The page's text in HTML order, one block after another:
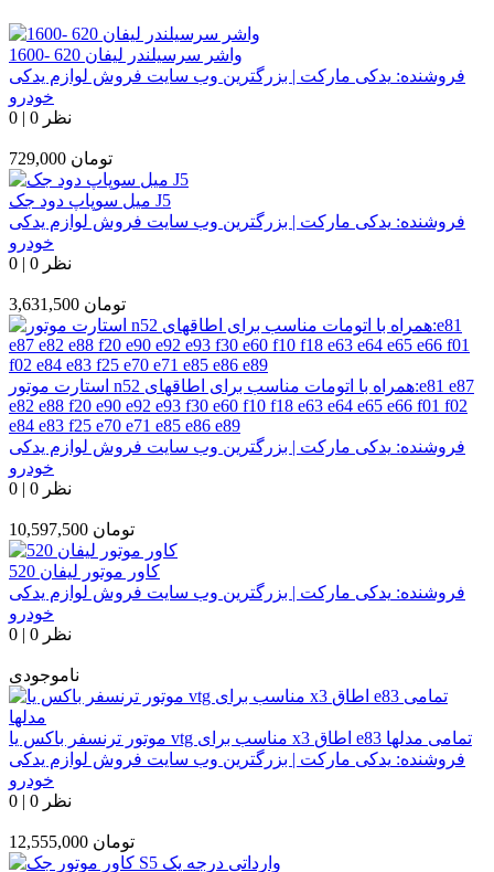
واشر سرسیلندر لیفان 620 -1600
فروشنده: یدکی مارکت | بزرگترین وب سایت فروش لوازم یدکی
خودرو
0 | 0 نظر
729,000 تومان
میل سوپاپ دود جک J5
فروشنده: یدکی مارکت | بزرگترین وب سایت فروش لوازم یدکی
خودرو
0 | 0 نظر
3,631,500 تومان
استارت موتور n52 همراه با اتومات مناسب برای اطاقهای:e81 e87
e82 e88 f20 e90 e92 e93 f30 e60 f10 f18 e63 e64 e65 e66 f01 f02
e84 e83 f25 e70 e71 e85 e86 e89
فروشنده: یدکی مارکت | بزرگترین وب سایت فروش لوازم یدکی
خودرو
0 | 0 نظر
10,597,500 تومان
کاور موتور لیفان 520
فروشنده: یدکی مارکت | بزرگترین وب سایت فروش لوازم یدکی
خودرو
0 | 0 نظر
ناموجودی
موتور ترنسفر باکس یا vtg مناسب برای x3 اطاق e83 تمامی مدلها
فروشنده: یدکی مارکت | بزرگترین وب سایت فروش لوازم یدکی
خودرو
0 | 0 نظر
12,555,000 تومان